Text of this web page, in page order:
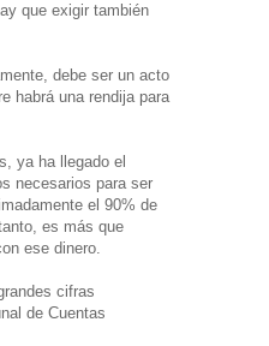
que exigir también
debe ser un acto
habrá una rendija para
ya ha llegado el
necesarios para ser
el 90% de
es más que
ese dinero.
cifras
de Cuentas